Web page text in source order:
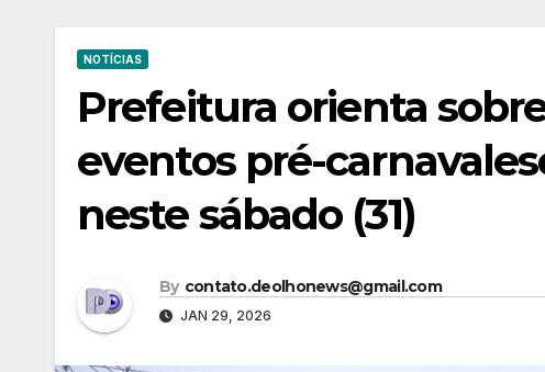
NOTÍCIAS
Prefeitura orienta
eventos pré-
neste sábado (31)
By contato.deolhonews@gmail.com
JAN 29, 2026